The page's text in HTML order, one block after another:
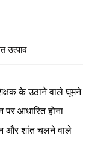
उत्पाद
के उठाने वाले घूमने
आधारित होना
और शांत चलने वाले